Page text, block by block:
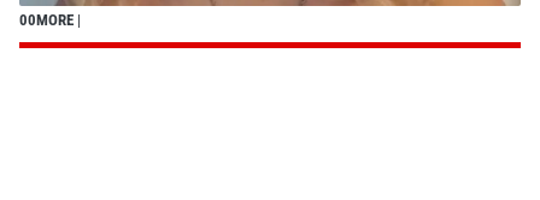
00MORE |